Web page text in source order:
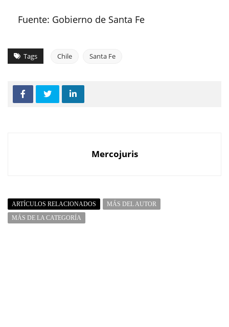
Fuente: Gobierno de Santa Fe
Tags Chile Santa Fe
Mercojuris
ARTÍCULOS RELACIONADOS
MÁS DEL AUTOR
MÁS DE LA CATEGORÍA